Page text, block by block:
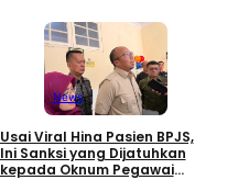
News
Usai Viral Hina Pasien BPJS,
Ini Sanksi yang Dijatuhkan
kepada Oknum Pegawai